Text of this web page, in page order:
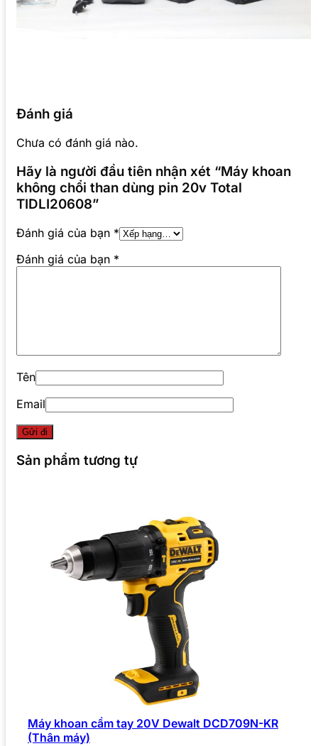
Đánh giá
Chưa có đánh giá nào.
Hãy là người đầu tiên nhận xét “Máy khoan
không chổi than dùng pin 20v Total
TIDLI20608”
Đánh giá của bạn *
Đánh giá của bạn *
Tên
Email
Sản phẩm tương tự
Máy khoan cầm tay 20V Dewalt DCD709N-KR
(Thân máy)